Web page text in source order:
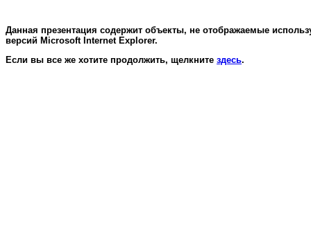
Данная презентация содержит объекты, не отображаемые
версий Microsoft Internet Explorer.
Если вы все же хотите продолжить, щелкните здесь.